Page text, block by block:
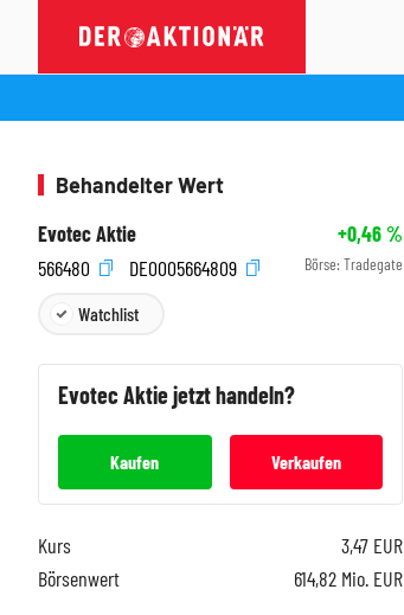
Behandelter Wert
Evotec Aktie
+0,46%
566480
DE0005664809 Börse: Tradegate
Watchlist
EvotecAktie jetzt handeln?
Kaufen Verkaufen
Kurs 3,47 EUR
Börsenwert
614,82 Mio. EUR